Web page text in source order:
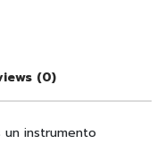
(0)
un instrumento